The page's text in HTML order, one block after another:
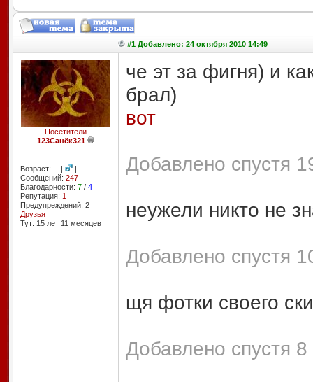
#1 Добавлено: 24 октября 2010 14:49
Посетители
123Санёк321
--
Возраст: -- |
|
Сообщений: 247
Благодарности: 7/ 4
Репутация: 1
Предупреждений: 2
Друзья
Тут: 15 лет 11 месяцев
че эт за фигня) и
брал)
вот
Добавлено спустя
неужели никто не
Добавлено спустя
щя фотки своего
Добавлено спустя